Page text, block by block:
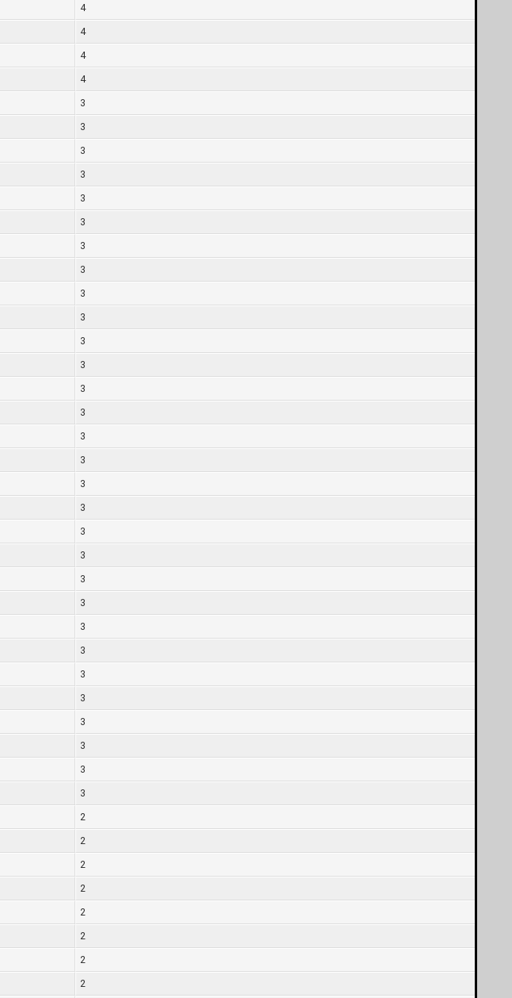
4
4
4
4
3
3
3
3
3
3
3
3
3
3
3
3
3
3
3
3
3
3
3
3
3
3
3
3
3
3
3
3
3
3
2
2
2
2
2
2
2
2